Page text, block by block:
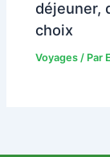
déjeuner,
choix
Voyages / Par